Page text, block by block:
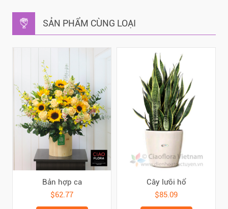
SẢN PHẨM CÙNG LOẠI
Bản hợp ca
$62.77
Cây lưỡi hổ
$85.09